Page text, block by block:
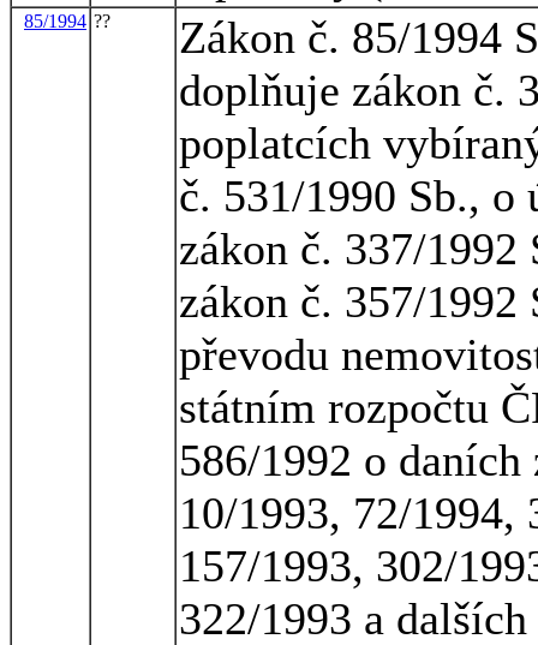
85/1994 ??
Zákon č. 85/1994
doplňuje zákon č.
poplatcích
č. 531/1990 Sb., o
zákon č. 337/1992
zákon č. 357/1992
převodu
státním rozpočtu
586/1992 o
10/1993, 72/1994,
157/1993, 302/
322/1993 a dalších